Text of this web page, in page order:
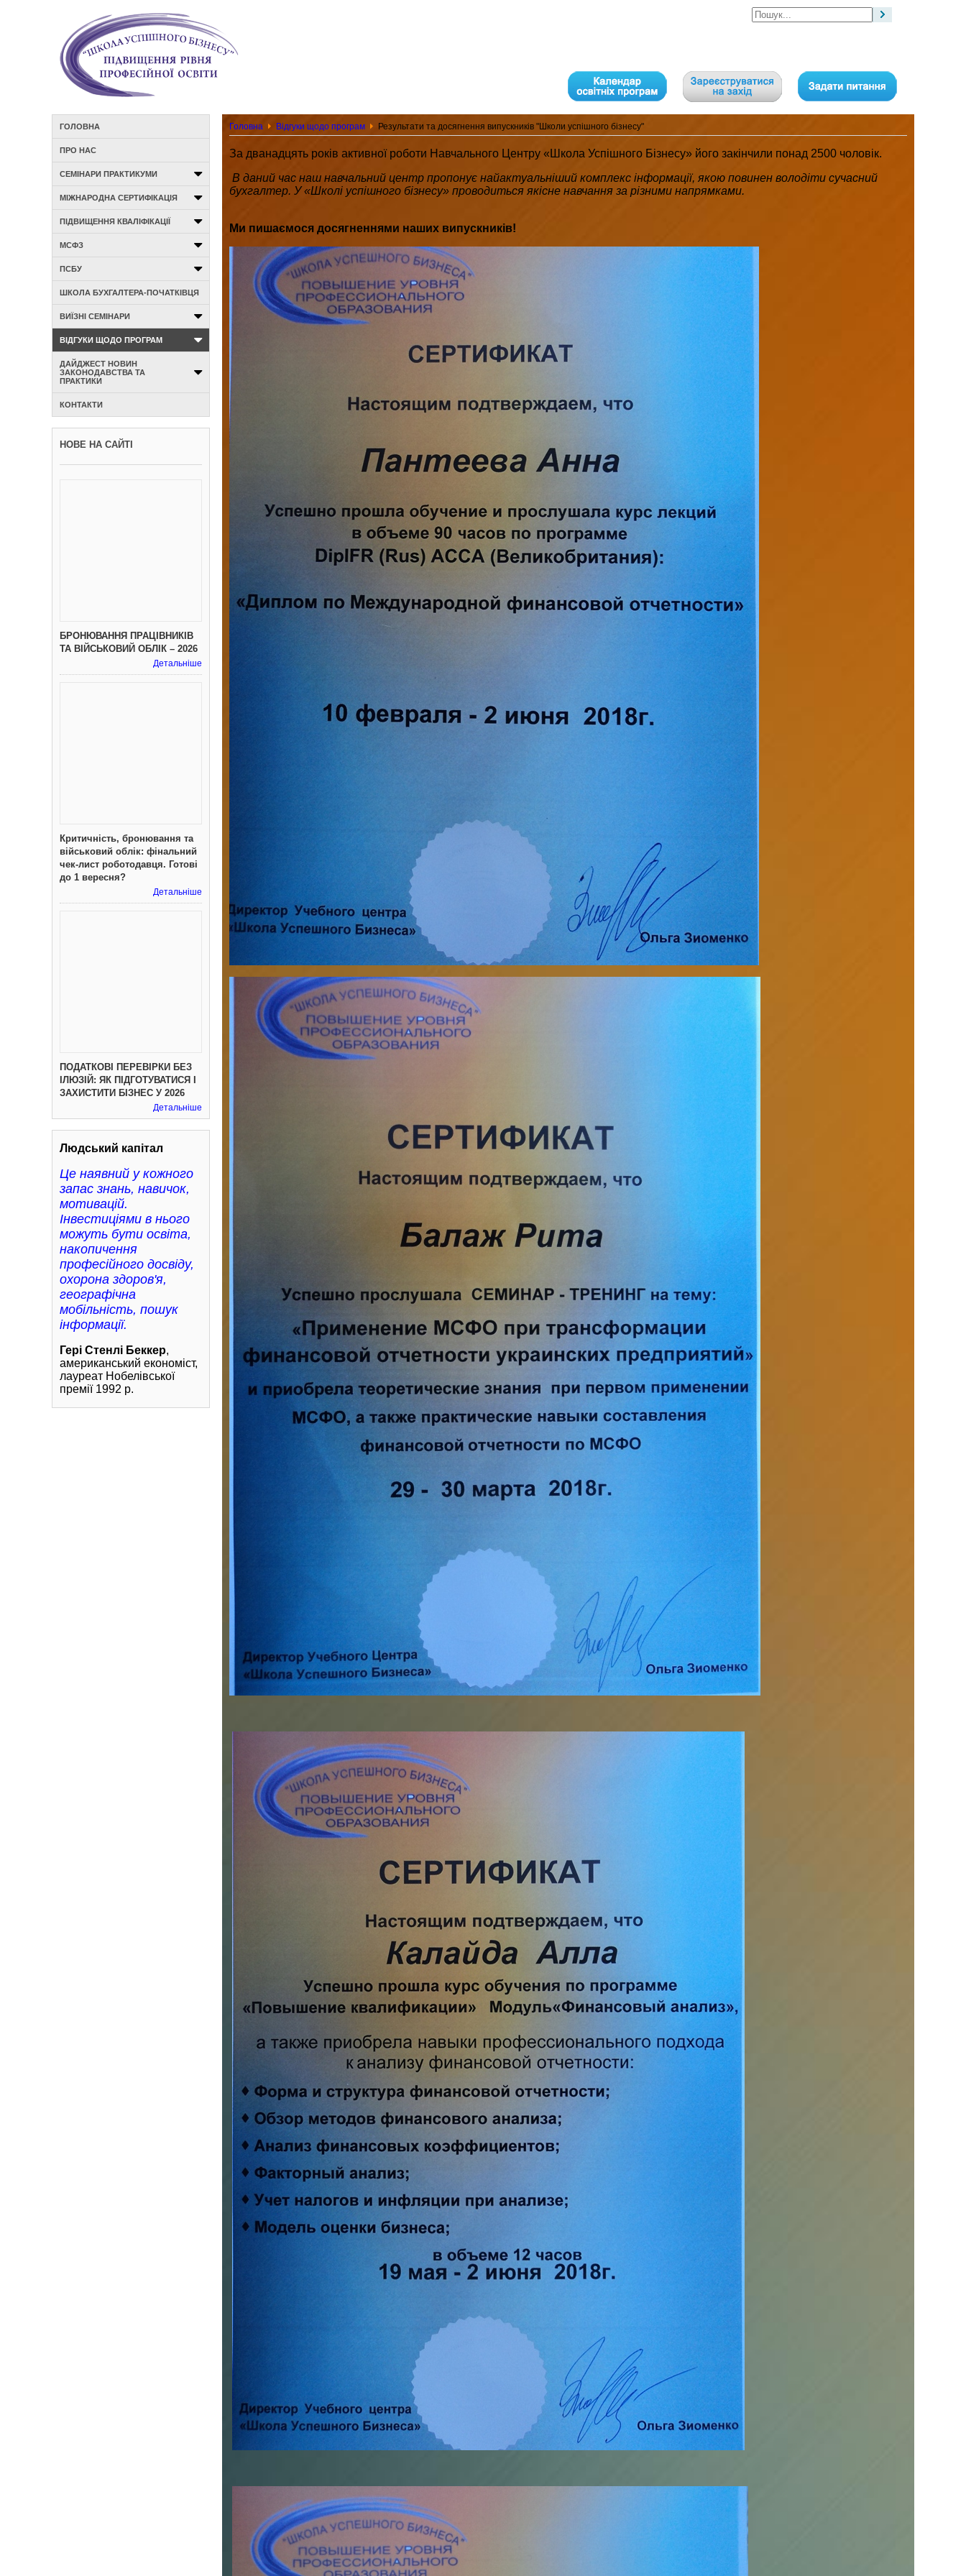
Головна Відгуки щодо програм Результати та досягнення випускників "Школи успішного бізнесу"
За дванадцять років активної роботи Навчального Центру «Школа Успішного Бізнесу» його закінчили понад 2500 чоловік.
В даний час наш навчальний центр пропонує найактуальніший комплекс інформації, якою повинен володіти сучасний
бухгалтер. У «Школі успішного бізнесу» проводиться якісне навчання за різними напрямками.
Ми пишаємося досягненнями наших випускників!
ГОЛОВНА
ПРО НАС
СЕМІНАРИ ПРАКТИКУМИ
МІЖНАРОДНА СЕРТИФІКАЦІЯ
ПІДВИЩЕННЯ КВАЛІФІКАЦІЇ
МСФЗ
ПСБУ
ШКОЛА БУХГАЛТЕРА-ПОЧАТКІВЦЯ
ВИЇЗНІ СЕМІНАРИ
ВІДГУКИ ЩОДО ПРОГРАМ
ДАЙДЖЕСТ НОВИН
ЗАКОНОДАВСТВА ТА
ПРАКТИКИ
КОНТАКТИ
НОВЕ НА САЙТІ
БРОНЮВАННЯ ПРАЦІВНИКІВ
ТА ВІЙСЬКОВИЙ ОБЛІК – 2026
Детальніше
Критичність, бронювання та
військовий облік: фінальний
чек-лист роботодавця. Готові
до 1 вересня?
Детальніше
ПОДАТКОВІ ПЕРЕВІРКИ БЕЗ
ІЛЮЗІЙ: ЯК ПІДГОТУВАТИСЯ І
ЗАХИСТИТИ БІЗНЕС У 2026
Детальніше
Людський капітал
Це наявний у кожного
запас знань, навичок,
мотивацій.
Інвестиціями в нього
можуть бути освіта,
накопичення
професійного досвіду,
охорона здоров'я,
географічна
мобільність, пошук
інформації.
Гері Стенлі Беккер,
американський економіст,
лауреат Нобелівської
премії 1992 р.